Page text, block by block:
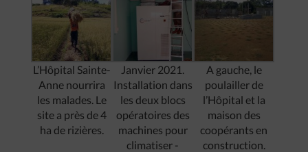
L’Hôpital Sainte-
Anne nourrira
les malades. Le
site a près de 4
ha de rizières.
Janvier 2021.
Installation dans
les deux blocs
opératoires des
machines pour
climatiser -
A gauche, le
poulailler de
l’Hôpital et la
maison des
coopérants en
construction.